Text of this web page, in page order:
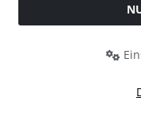
Alle Preise inkl.
durchgestrichenen
Merrys